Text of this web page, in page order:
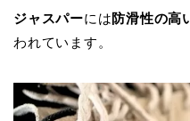
ジャスパーには防滑性の高
われています。